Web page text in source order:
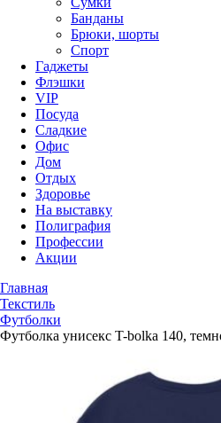
Банданы
Брюки, шорты
Спорт
Гаджеты
Флэшки
VIP
Посуда
Сладкие
Офис
Дом
Отдых
Здоровье
На выставку
Полиграфия
Профессии
Акции
Главная
Текстиль
Футболки
Футболка унисекс T-bolka 140,